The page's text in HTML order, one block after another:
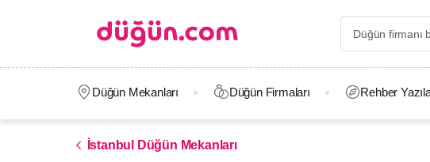
Düğün Mekanları Düğün Firmaları Rehber
İstanbul Düğün Mekanları